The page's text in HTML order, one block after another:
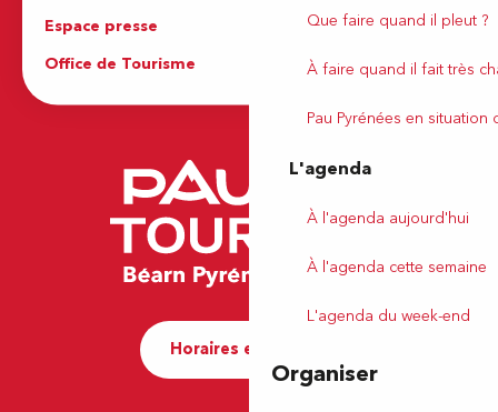
Que faire quand il pleut ?
À faire quand il fait très
Pau Pyrénées en situation
L'agenda
À l'agenda aujourd'hui
À l'agenda cette semaine
L'agenda du week-end
Organiser
Espace presse
Brochures
Office de Tourisme
Horaires et contact